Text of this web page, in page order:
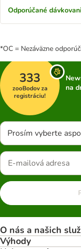
Odporúčané
*OC = Nezáväzne
333
zooBodov za
registráciu!
na
Prosím vyberte
O nás a našich
Výhody